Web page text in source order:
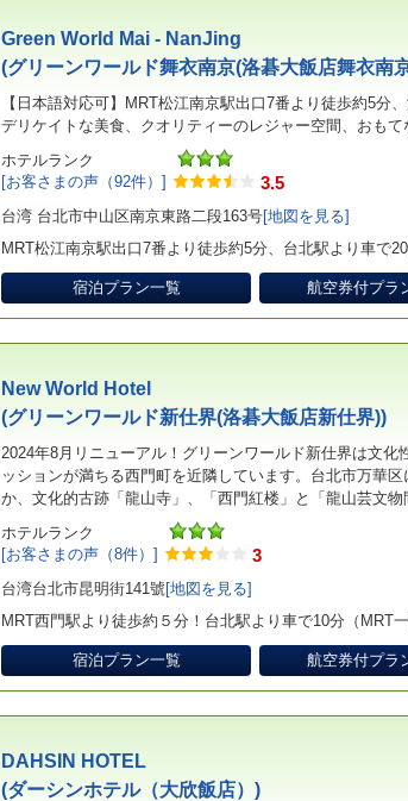
Green World Mai - NanJing
(グリーンワールド舞衣南京(洛碁大飯店舞衣南
【日本語対応可】MRT松江南京駅出口7番より徒歩約5分
デリケイトな美食、クオリティーのレジャー空間、おもて
ホテルランク
[お客さまの声（92件）]
3.5
台湾 台北市中山区南京東路二段163号[地図を見る]
MRT松江南京駅出口7番より徒歩約5分、台北駅より車で
宿泊プラン一覧 航空券付プラ
New World Hotel
(グリーンワールド新仕界(洛碁大飯店新仕界))
2024年8月リニューアル！グリーンワールド新仕界は文
ッションが満ちる西門町を近隣しています。台北市万華
か、文化的古跡「龍山寺」、「西門紅楼」と「龍山芸文物
ホテルランク
[お客さまの声（8件）]
3
台湾台北市昆明街141號[地図を見る]
MRT西門駅より徒歩約５分！台北駅より車で10分（MRT
宿泊プラン一覧 航空券付プラ
DAHSIN HOTEL
(ダーシンホテル（大欣飯店）)